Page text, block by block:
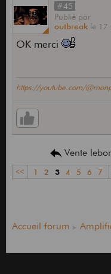
#45
Publié par
outbreak le 17
OK merci
https://youtube.com/
Vente
<< 1 2 3 4 5 6 7
Accueil forum